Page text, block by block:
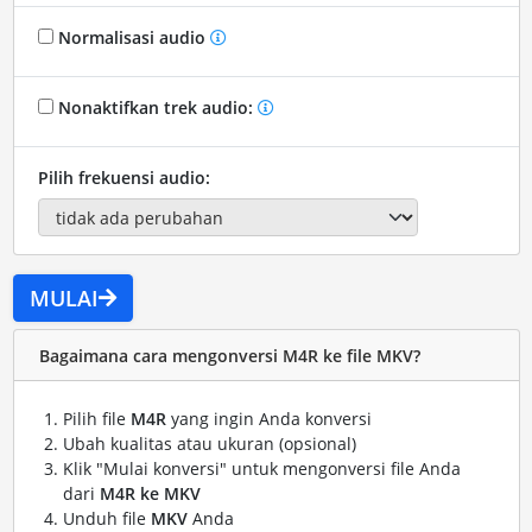
Normalisasi audio
Nonaktifkan trek audio:
Pilih frekuensi audio:
MULAI
Bagaimana cara mengonversi M4R ke file MKV?
Pilih file M4Ryang ingin Anda konversi
Ubah kualitas atau ukuran (opsional)
Klik "Mulai konversi" untuk mengonversi file Anda
dari M4R ke MKV
Unduh file MKVAnda